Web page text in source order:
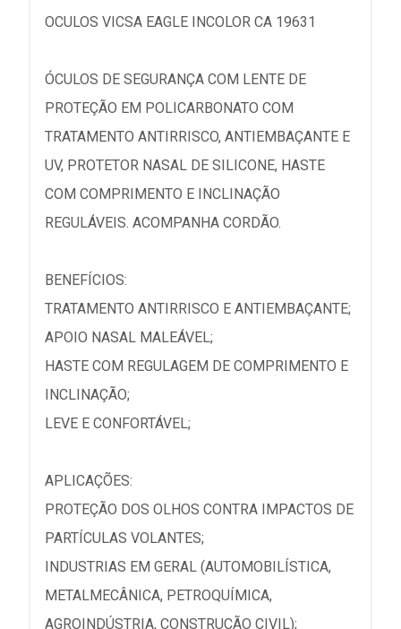
OCULOS VICSA EAGLE INCOLOR CA 19631
ÓCULOS DE SEGURANÇA COM LENTE DE
PROTEÇÃO EM POLICARBONATO COM
TRATAMENTO ANTIRRISCO, ANTIEMBAÇANTE E
UV, PROTETOR NASAL DE SILICONE, HASTE
COM COMPRIMENTO E INCLINAÇÃO
REGULÁVEIS. ACOMPANHA CORDÃO.
BENEFÍCIOS:
TRATAMENTO ANTIRRISCO E ANTIEMBAÇANTE;
APOIO NASAL MALEÁVEL;
HASTE COM REGULAGEM DE COMPRIMENTO E
INCLINAÇÃO;
LEVE E CONFORTÁVEL;
APLICAÇÕES:
PROTEÇÃO DOS OLHOS CONTRA IMPACTOS DE
PARTÍCULAS VOLANTES;
INDUSTRIAS EM GERAL (AUTOMOBILÍSTICA,
METALMECÂNICA, PETROQUÍMICA,
AGROINDÚSTRIA, CONSTRUÇÃO CIVIL);